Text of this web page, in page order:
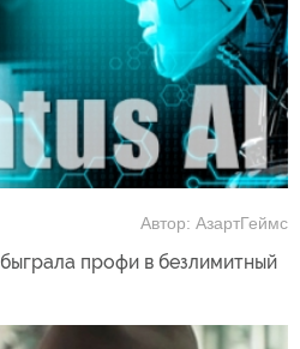
Автор: АзартГеймс
профи в безлимитный